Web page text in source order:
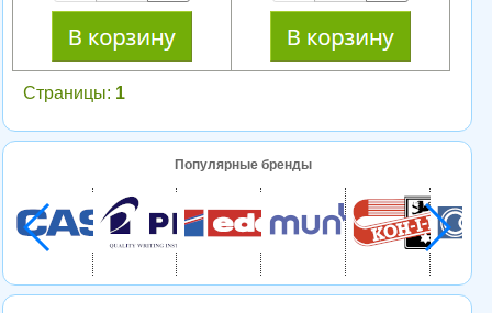
Страницы: 1
Популярные бренды